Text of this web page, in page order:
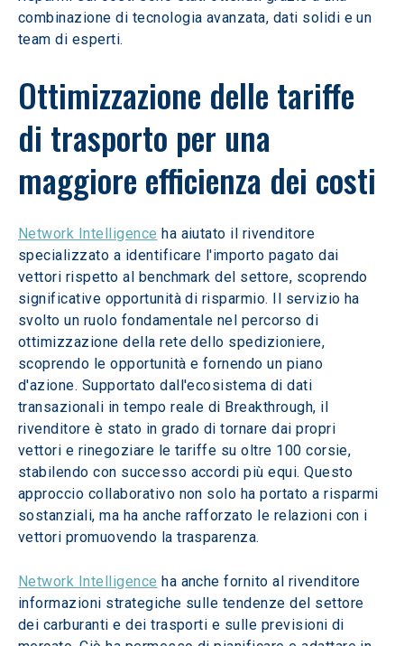
combinazione di tecnologia avanzata, dati solidi e un
team di esperti.
Ottimizzazione delle tariffe
di trasporto per una
maggiore efficienza dei costi
Network Intelligence ha aiutato il rivenditore
specializzato a identificare l'importo pagato dai
vettori rispetto al benchmark del settore, scoprendo
significative opportunità di risparmio. Il servizio ha
svolto un ruolo fondamentale nel percorso di
ottimizzazione della rete dello spedizioniere,
scoprendo le opportunità e fornendo un piano
d'azione. Supportato dall'ecosistema di dati
transazionali in tempo reale di Breakthrough, il
rivenditore è stato in grado di tornare dai propri
vettori e rinegoziare le tariffe su oltre 100 corsie,
stabilendo con successo accordi più equi. Questo
approccio collaborativo non solo ha portato a risparmi
sostanziali, ma ha anche rafforzato le relazioni con i
vettori promuovendo la trasparenza.
Network Intelligence ha anche fornito al rivenditore
informazioni strategiche sulle tendenze del settore
dei carburanti e dei trasporti e sulle previsioni di